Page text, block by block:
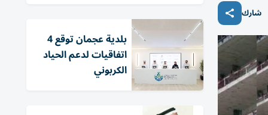
شارك
بلدية عجمان توقع 4
اتفاقيات لدعم الحياد
الكربوني